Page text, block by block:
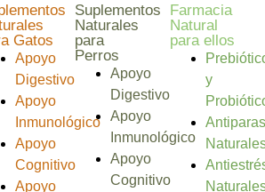
Gatos
Apoyo
Digestivo
Apoyo
Inmunológico
Apoyo
Cognitivo
Apoyo
Suplementos
Naturales
para
Perros
Apoyo
Digestivo
Apoyo
Inmunológico
Apoyo
Cognitivo
Farmacia
Natural
para ellos
y